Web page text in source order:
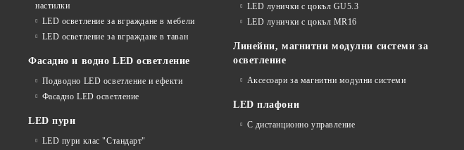
настилки
LED осветление за вграждане в мебели
LED осветление за вграждане в таван
Фасадно и водно LED осветление
Подводно LED осветление и ефекти
Фасадно LED осветление
LED пури
LED пури клас "Стандарт"
LED лунички с цокъл GU5.3
LED лунички с цокъл MR16
Линейни, магнитни модулни системи за
осветление
Аксесоари за магнитни модулни системи
LED плафони
С дистанционно управление